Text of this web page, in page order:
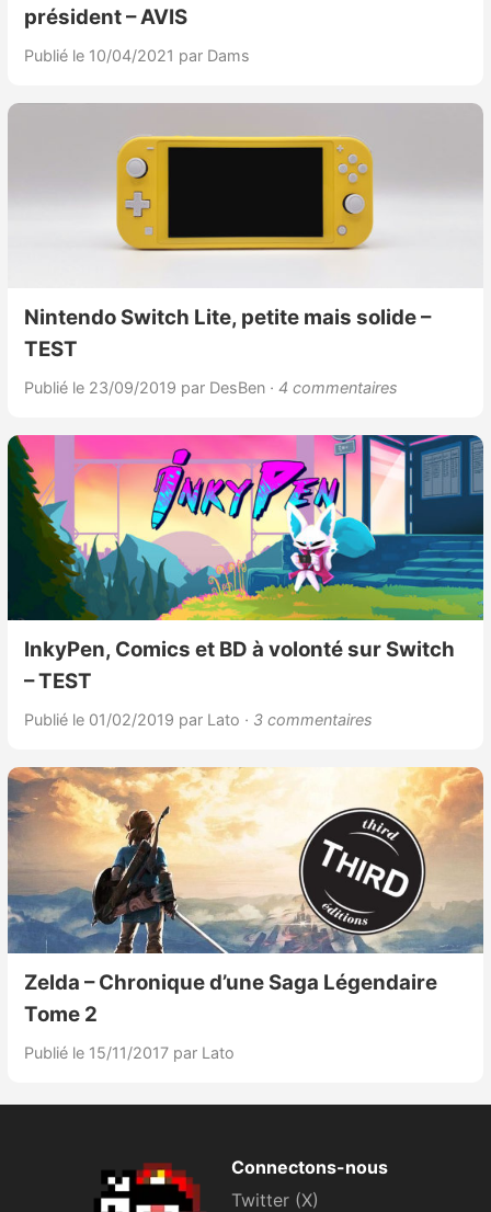
président – AVIS
Publié le 10/04/2021 par Dams
Nintendo Switch Lite, petite mais solide –
TEST
Publié le 23/09/2019 par DesBen · 4 commentaires
InkyPen, Comics et BD à volonté sur Switch
– TEST
Publié le 01/02/2019 par Lato · 3 commentaires
Zelda – Chronique d’une Saga Légendaire
Tome 2
Publié le 15/11/2017 par Lato
Connectons-nous
Twitter (X)